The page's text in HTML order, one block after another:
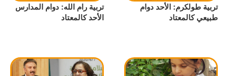
تربية طولكرم: الأحد دوام
طبيعي كالمعتاد
تربية رام الله: دوام المدارس
الأحد كالمعتاد